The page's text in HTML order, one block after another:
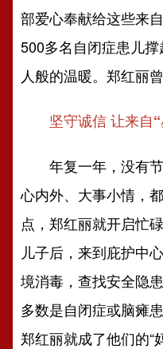
部爱心奉献给这些来
500多名自闭症患儿
人般的温暖。郑红丽
坚守诚信 让来自
年复一年，没有节
心内外、大事小情，
点，郑红丽就开启忙
儿子后，来到庇护中
境消毒，查找安全隐
多数是自闭症或脑瘫
郑红丽就成了他们的“